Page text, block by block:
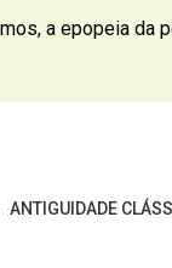
a epopeia da
ANTIGUIDADE